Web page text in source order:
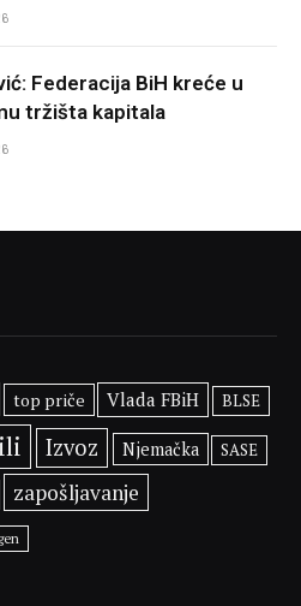
Federacija BiH kreće u
tržišta kapitala
top priče Vlada FBiH BLSE
Izvoz Njemačka SASE
zapošljavanje